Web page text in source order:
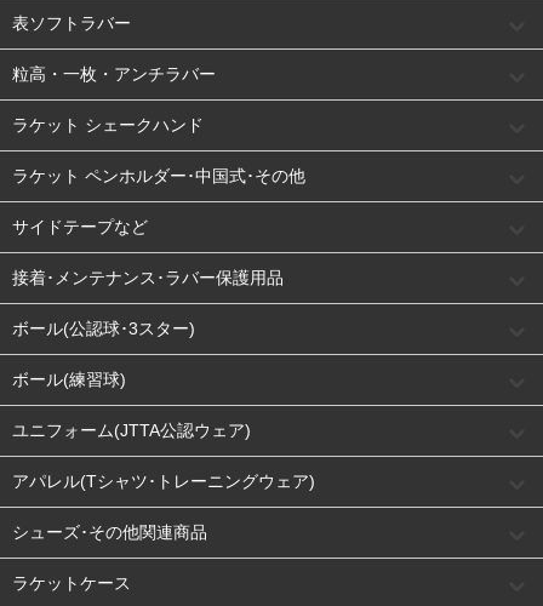
表ソフトラバー
粒高・一枚・アンチラバー
ラケット シェークハンド
ラケット ペンホルダー･中国式･その他
サイドテープなど
接着･メンテナンス･ラバー保護用品
ボール(公認球･3スター)
ボール(練習球)
ユニフォーム(JTTA公認ウェア)
アパレル(Tシャツ･トレーニングウェア)
シューズ･その他関連商品
ラケットケース